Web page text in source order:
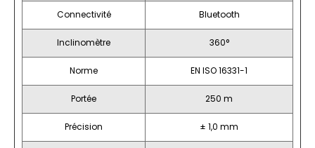
Connectivité Bluetooth
Inclinomètre 360°
Norme EN ISO 16331-1
Portée 250 m
Précision ± 1,0 mm